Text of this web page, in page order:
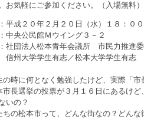
お気軽にご参加ください。（入場無料）
平成２０年２月２０日（水）１８：００
中央公民館Ｍウイング３－２
社団法人松本青年会議所 市民力推進
大学学生有志／松本大学学生有志
の時に何となく勉強したけど、実際「市
市長選挙の投票が３月１６日にあるけ
いの？
ちの松本市って、どんな街なの？どん